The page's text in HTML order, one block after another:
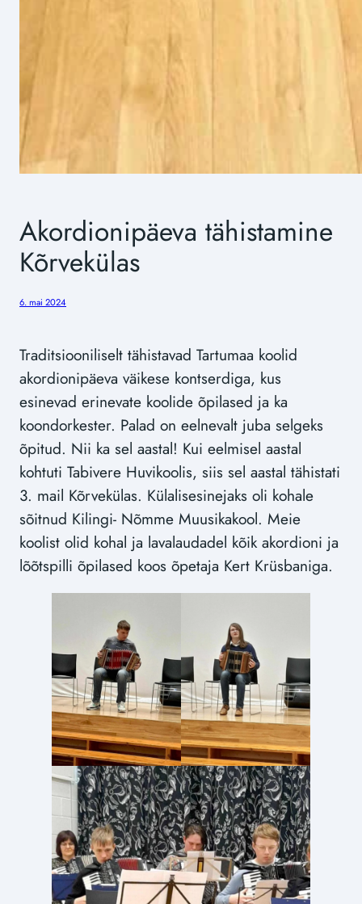
Akordionipäeva tähistamine
Kõrvekülas
6. mai 2024
Traditsiooniliselt tähistavad Tartumaa koolid
akordionipäeva väikese kontserdiga, kus
esinevad erinevate koolide õpilased ja ka
koondorkester. Palad on eelnevalt juba selgeks
õpitud. Nii ka sel aastal! Kui eelmisel aastal
kohtuti Tabivere Huvikoolis, siis sel aastal tähistati
3. mail Kõrvekülas. Külalisesinejaks oli kohale
sõitnud Kilingi- Nõmme Muusikakool. Meie
koolist olid kohal ja lavalaudadel kõik akordioni ja
lõõtspilli õpilased koos õpetaja Kert Krüsbaniga.